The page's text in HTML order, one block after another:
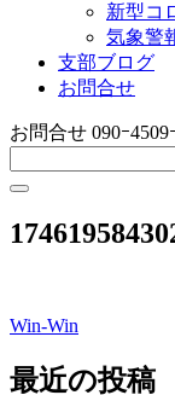
新型コ
気象警
支部ブログ
お問合せ
お問合せ 090ｰ4509
投
稿
Win-Win
最近の投稿